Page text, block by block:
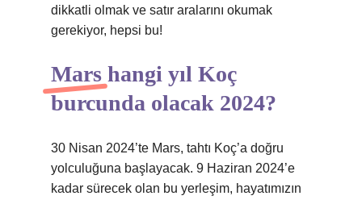
dikkatli olmak ve satır aralarını okumak
gerekiyor, hepsi bu!
Mars hangi yıl Koç
burcunda olacak 2024?
30 Nisan 2024’te Mars, tahtı Koç’a doğru
yolculuğuna başlayacak. 9 Haziran 2024’e
kadar sürecek olan bu yerleşim, hayatımızın